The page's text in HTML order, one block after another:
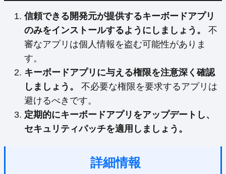
信頼できる開発元が提供するキーボードアプリ
のみをインストールするようにしましょう。
不
審なアプリは個人情報を盗む可能性がありま
す。
キーボードアプリに与える権限を注意深く確認
しましょう。
不必要な権限を要求するアプリは
避けるべきです。
定期的にキーボードアプリをアップデートし、
セキュリティパッチを適用しましょう。
詳細情報